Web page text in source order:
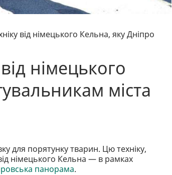
від німецького Кельна, яку Дніпро
німецького
міста
для порятунку тварин. Цю техніку,
німецького Кельна — в рамках
панорама.